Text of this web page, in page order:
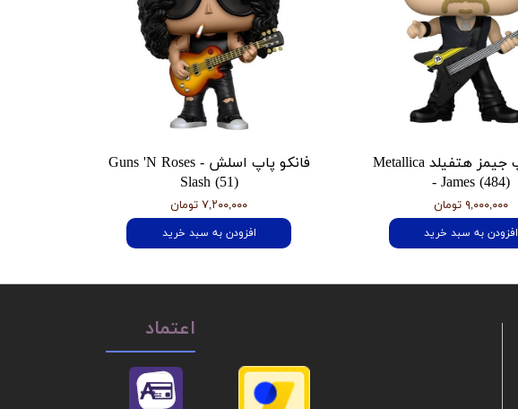
فانکو پاپ جیمز هتفیلد Metallica
- James (484)
۹,۰۰۰,۰۰۰ تومان
افزودن به سبد خرید
فانکو پاپ اسلش Guns 'N Roses -
Slash (51)
۷,۲۰۰,۰۰۰ تومان
افزودن به سبد خرید
اعتماد